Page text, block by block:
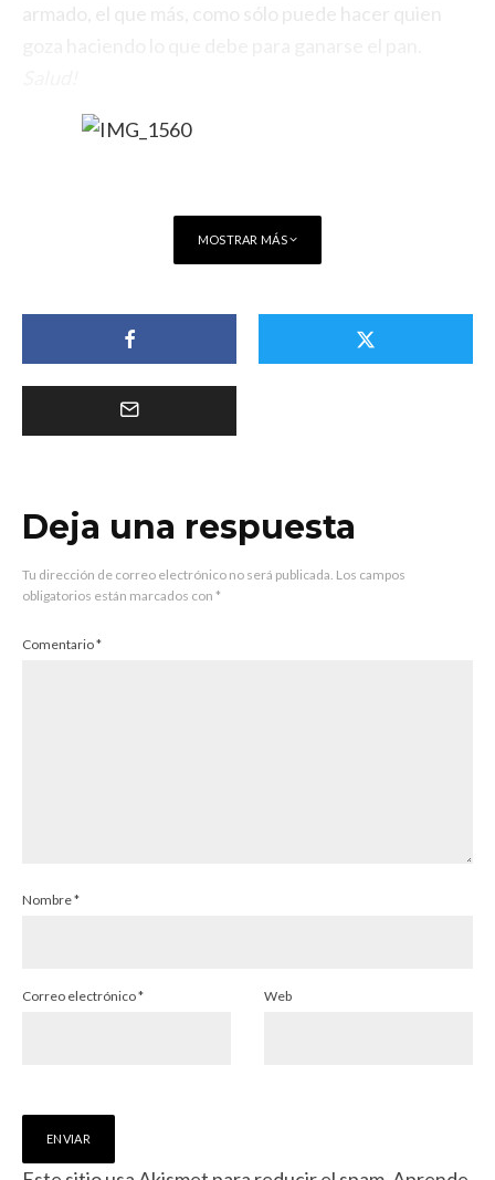
armado, el que más, como sólo puede hacer quien
MOSTRAR MÁS
Deja una respuesta
Tu dirección de correo electrónico no será publicada. Los campos
obligatorios están marcados con *
Comentario*
Nombre*
Correo electrónico* Web